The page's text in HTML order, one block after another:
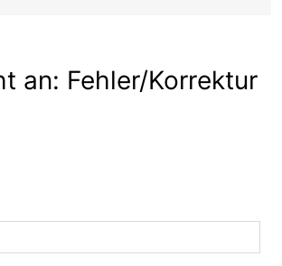
an: Fehler/Korrektur